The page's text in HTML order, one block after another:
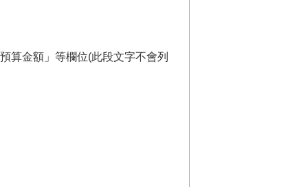
算金額」等欄位(此段文字不會列